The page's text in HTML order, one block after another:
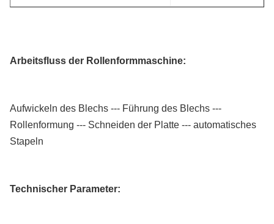
Arbeitsfluss der Rollenformmaschine:
Aufwickeln des Blechs --- Führung des Blechs ---
Rollenformung --- Schneiden der Platte --- automatisches
Stapeln
Technischer Parameter: